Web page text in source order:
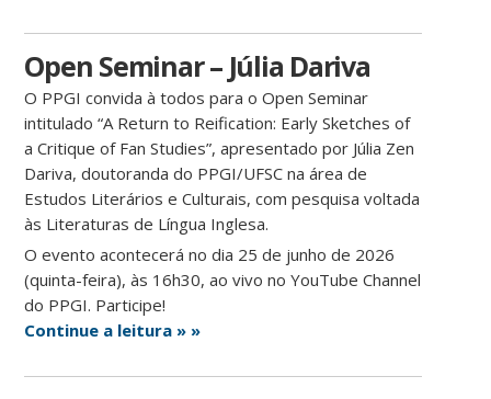
Open Seminar – Júlia Dariva
O PPGI convida à todos para o Open Seminar
intitulado “A Return to Reification: Early Sketches of
a Critique of Fan Studies”, apresentado por Júlia Zen
Dariva, doutoranda do PPGI/UFSC na área de
Estudos Literários e Culturais, com pesquisa voltada
às Literaturas de Língua Inglesa.
O evento acontecerá no dia 25 de junho de 2026
(quinta-feira), às 16h30, ao vivo no YouTube Channel
do PPGI. Participe!
Continue a leitura » »